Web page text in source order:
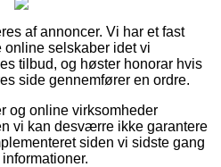
af annoncer. Vi har et fast
online selskaber idet vi
tilbud, og høster honorar hvis
side gennemfører en ordre.
og online virksomheder
vi kan desværre ikke garantere
siden vi sidste gang